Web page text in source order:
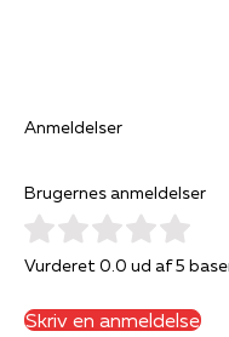
Anmeldelser
Brugernes anmeldelser
Vurderet 0.0 ud af 5
Skriv en anmeldelse